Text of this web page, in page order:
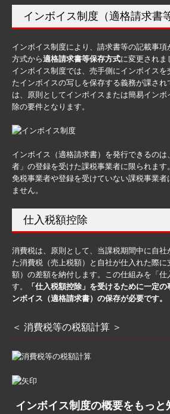
初回相談（無料）について
採用情報
採用メッセージ
スタッフインタビュー
監査担当者の1日
働きやすさへの取組
数字で見るアプレディア
募集要項
インボイス制度（適格請求書
インボイス制度により、請求書等の記載事
方式から適格請求書等保存方式に変更されま
インボイス制度では、売手側にインボイスを
たインボイスの写しを保存する義務が課さ
は、原則としてインボイスまたは簡易イン
除の要件となります。
インボイス（適格請求書）を発行できるの
者」の登録を受けた課税事業者に限られます。
免税事業者や登録を受けていない課税事業者
ません。
仕入税額控除
消費税は、原則として、当課税期間中に自社
た消費税（売上税額）と自社が仕入れた際
額）の差額を納付します。この仕組みを「仕
す。
「仕入税額控除」を受けるために一定
ンボイス（適格請求書）の保存が必要です。
＜ 消費税等の税額計算 ＞
インボイス制度の概要をもっと